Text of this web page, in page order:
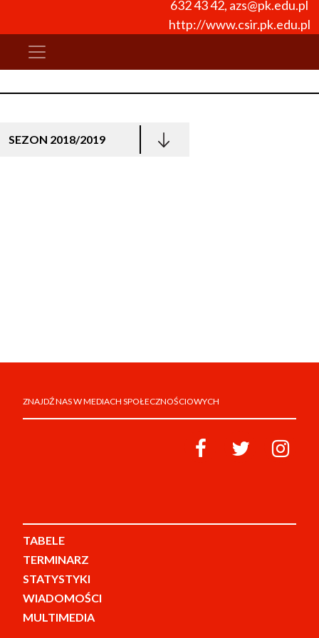
632 43 42, azs@pk.edu.pl
http://www.csir.pk.edu.pl
SEZON 2018/2019
ZNAJDŹ NAS W MEDIACH SPOŁECZNOŚCIOWYCH
TABELE
TERMINARZ
STATYSTYKI
WIADOMOŚCI
MULTIMEDIA